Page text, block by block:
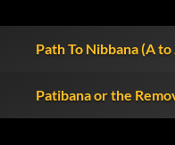
Path To Nibbana (A
Patibana or the